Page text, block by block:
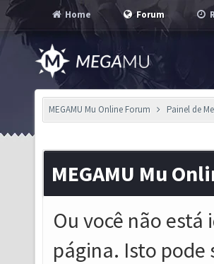
Home Forum
MEGAMU Mu Online Forum Painel de
MEGAMU Mu
Ou você não
página. Isto pode